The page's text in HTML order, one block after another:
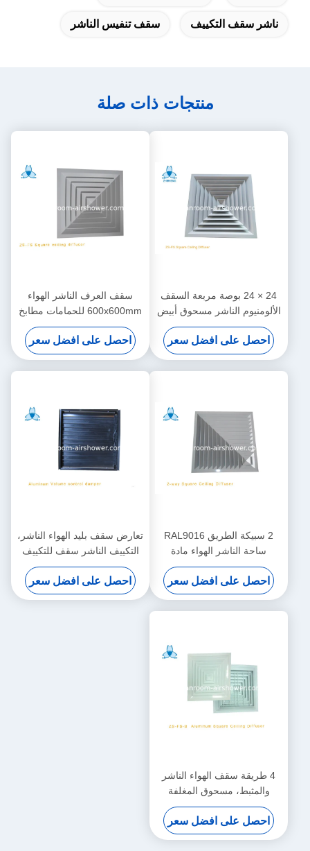
ناشر سقف التكييف سقف تنفيس الناشر
منتجات ذات صلة
24 × 24 بوصة مربعة السقف
الألومنيوم الناشر مسحوق أبيض
المغلفة
احصل على افضل سعر
سقف العرف الناشر الهواء
600x600mm للحمامات مطابخ
والجدران الخارجية
احصل على افضل سعر
2 سبيكة الطريق RAL9016
ساحة الناشر الهواء مادة
الألومنيوم لنظام HVAC
احصل على افضل سعر
تعارض سقف بليد الهواء الناشر،
التكييف الناشر سقف للتكييف
احصل على افضل سعر
4 طريقة سقف الهواء الناشر
والمثبط، مسحوق المغلفة
الانتهاء من السطح
احصل على افضل سعر